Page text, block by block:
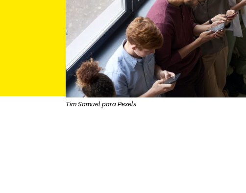
Tim Samuel para Pexels